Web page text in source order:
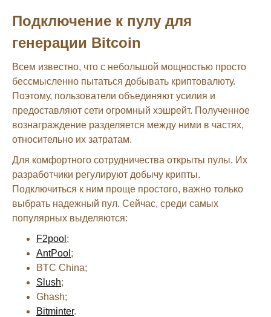
Подключение к пулу для
генерации Bitcoin
Всем известно, что с небольшой мощностью просто
бессмысленно пытаться добывать криптовалюту.
Поэтому, пользователи объединяют усилия и
предоставляют сети огромный хэшрейт. Полученное
вознаграждение разделяется между ними в частях,
относительно их затратам.
Для комфортного сотрудничества открыты пулы. Их
разработчики регулируют добычу крипты.
Подключиться к ним проще простого, важно только
выбрать надежный пул. Сейчас, среди самых
популярных выделяются:
F2pool ;
AntPool ;
BTC China;
Slush;
Ghash;
Bitminter.